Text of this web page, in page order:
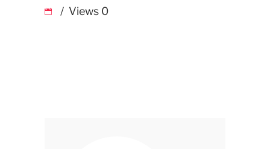
Views 0